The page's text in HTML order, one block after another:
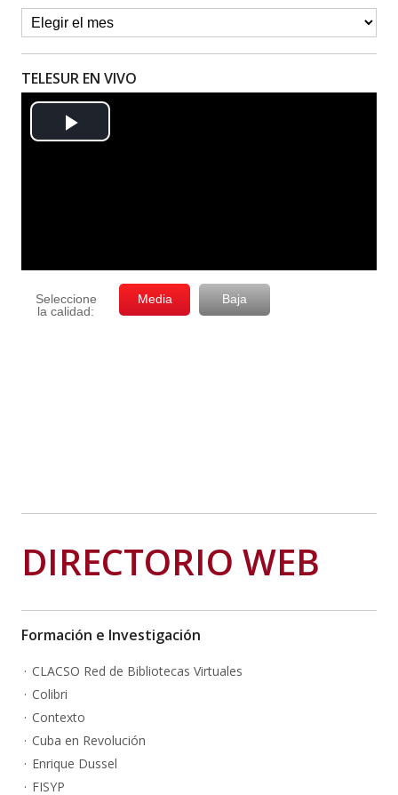
TELESUR EN VIVO
DIRECTORIO WEB
Formación e Investigación
CLACSO Red de Bibliotecas Virtuales
Colibri
Contexto
Cuba en Revolución
Enrique Dussel
FISYP